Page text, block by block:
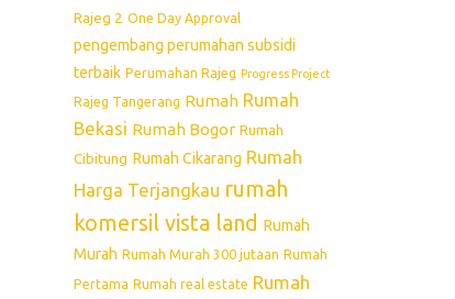
Rajeg 2 One Day Approval
pengembang perumahan subsidi
terbaik Perumahan Rajeg Progress Project
Rajeg Tangerang Rumah Rumah
Bekasi Rumah Bogor Rumah
Cibitung Rumah Cikarang Rumah
Harga Terjangkau rumah
komersil vista land Rumah
Murah Rumah Murah 300 jutaan Rumah
Pertama Rumah real estate Rumah